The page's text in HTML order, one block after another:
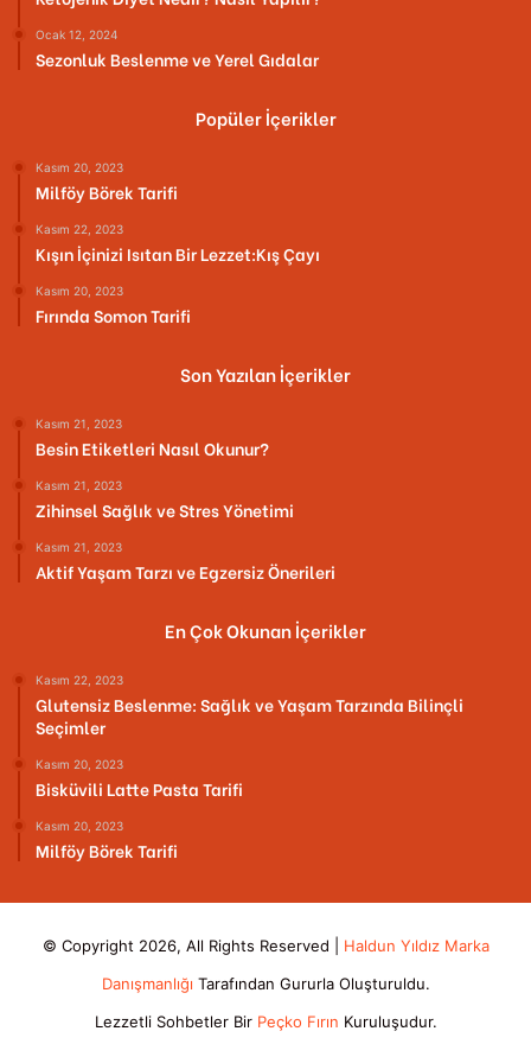
Ocak 12, 2024
Sezonluk Beslenme ve Yerel Gıdalar
Popüler İçerikler
Kasım 20, 2023
Milföy Börek Tarifi
Kasım 22, 2023
Kışın İçinizi Isıtan Bir Lezzet:Kış Çayı
Kasım 20, 2023
Fırında Somon Tarifi
Son Yazılan İçerikler
Kasım 21, 2023
Besin Etiketleri Nasıl Okunur?
Kasım 21, 2023
Zihinsel Sağlık ve Stres Yönetimi
Kasım 21, 2023
Aktif Yaşam Tarzı ve Egzersiz Önerileri
En Çok Okunan İçerikler
Kasım 22, 2023
Glutensiz Beslenme: Sağlık ve Yaşam Tarzında Bilinçli
Seçimler
Kasım 20, 2023
Bisküvili Latte Pasta Tarifi
Kasım 20, 2023
Milföy Börek Tarifi
© Copyright 2026, All Rights Reserved | Haldun Yıldız Marka
Danışmanlığı Tarafından Gururla Oluşturuldu.
Lezzetli Sohbetler Bir Peçko Fırın Kuruluşudur.